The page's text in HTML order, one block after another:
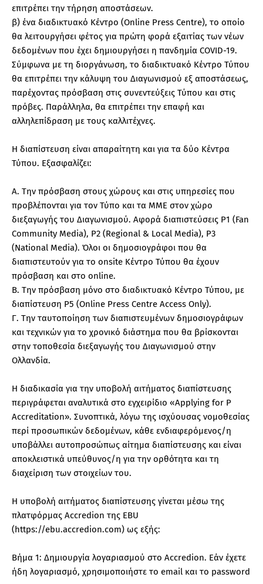
επιτρέπει την τήρηση αποστάσεων.
β) ένα διαδικτυακό Κέντρο (Οnline Press Centre), το οποίο
θα λειτουργήσει φέτος για πρώτη φορά εξαιτίας των νέων
δεδομένων που έχει δημιουργήσει η πανδημία COVID-19.
Σύμφωνα με τη διοργάνωση, το διαδικτυακό Κέντρο Τύπου
θα επιτρέπει την κάλυψη του Διαγωνισμού εξ αποστάσεως,
παρέχοντας πρόσβαση στις συνεντεύξεις Τύπου και στις
πρόβες. Παράλληλα, θα επιτρέπει την επαφή και
αλληλεπίδραση με τους καλλιτέχνες.
Η διαπίστευση είναι απαραίτητη και για τα δύο Κέντρα
Τύπου. Εξασφαλίζει:
Α. Την πρόσβαση στους χώρους και στις υπηρεσίες που
προβλέπονται για τον Τύπο και τα ΜΜΕ στον χώρο
διεξαγωγής του Διαγωνισμού. Αφορά διαπιστεύσεις P1 (Fan
Community Media), P2 (Regional & Local Media), P3
(National Media). Όλοι οι δημοσιογράφοι που θα
διαπιστευτούν για το onsite Κέντρο Τύπου θα έχουν
πρόσβαση και στο online.
Β. Την πρόσβαση μόνο στο διαδικτυακό Κέντρο Τύπου, με
διαπίστευση P5 (Online Press Centre Access Only).
Γ. Την ταυτοποίηση των διαπιστευμένων δημοσιογράφων
και τεχνικών για το χρονικό διάστημα που θα βρίσκονται
στην τοποθεσία διεξαγωγής του Διαγωνισμού στην
Ολλανδία.
Η διαδικασία για την υποβολή αιτήματος διαπίστευσης
περιγράφεται αναλυτικά στο εγχειρίδιο «Applying for P
Accreditation». Συνοπτικά, λόγω της ισχύουσας νομοθεσίας
περί προσωπικών δεδομένων, κάθε ενδιαφερόμενος/η
υποβάλλει αυτοπροσώπως αίτημα διαπίστευσης και είναι
αποκλειστικά υπεύθυνος/η για την ορθότητα και τη
διαχείριση των στοιχείων του.
Η υποβολή αιτήματος διαπίστευσης γίνεται μέσω της
πλατφόρμας Accredion της EBU
(https://ebu.accredion.com) ως εξής:
Βήμα 1: Δημιουργία λογαριασμού στο Accredion. Εάν έχετε
ήδη λογαριασμό, χρησιμοποιήστε το email και το password